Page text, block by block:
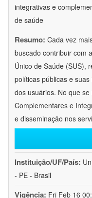
integrativas e
de saúde
Resumo: Cada vez
buscado contribuir com
Único de Saúde (SUS),
políticas públicas e
dos usuários. No que
Complementares e
e disseminação nos
Instituição/UF/País:
- PE - Brasil
Vigência: Fri Feb 16